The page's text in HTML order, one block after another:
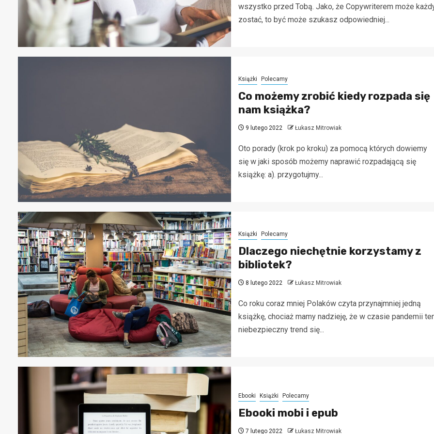
wszystko przed Tobą. Jako, że Copywriterem może
zostać, to być może szukasz odpowiedniej...
Książki Polecamy
Co możemy zrobić kiedy rozpada się
nam książka?
9 lutego 2022 Łukasz Mitrowiak
Oto porady (krok po kroku) za pomocą których dowiemy
się w jaki sposób możemy naprawić rozpadającą się
książkę: a). przygotujmy...
Książki Polecamy
Dlaczego niechętnie korzystamy z
bibliotek?
8 lutego 2022 Łukasz Mitrowiak
Co roku coraz mniej Polaków czyta przynajmniej jedną
książkę, chociaż mamy nadzieję, że w czasie pandemii
niebezpieczny trend się...
Ebooki Książki Polecamy
Ebooki mobi i epub
7 lutego 2022 Łukasz Mitrowiak